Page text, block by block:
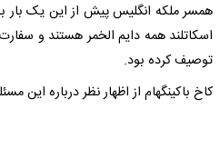
همسر ملکه انگلیس پیش از این یک بار
اسکاتلند همه دایم الخمر هستند و
توصیف کرده بود.
کاخ باکینگهام از اظهار نظر درباره این